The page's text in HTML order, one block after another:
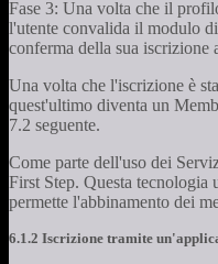
Fase 3: Una volta che il
l'utente convalida il modulo
conferma della sua
Una volta che l'iscrizione è
quest'ultimo diventa un
7.2 seguente.
Come parte dell'uso dei
First Step. Questa
permette l'abbinamento dei
6.1.2 Iscrizione tramite